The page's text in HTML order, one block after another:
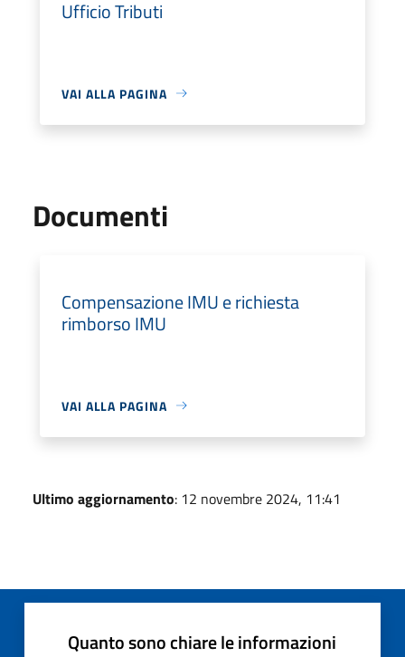
Ufficio Tributi
VAI ALLA PAGINA
Documenti
Compensazione IMU e richiesta
rimborso IMU
VAI ALLA PAGINA
Ultimo aggiornamento: 12 novembre 2024, 11:41
Quanto sono chiare le informazioni